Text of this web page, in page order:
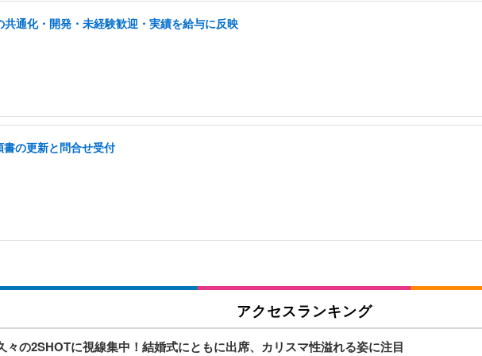
通化・開発・未経験歓迎・実績を給与に反映
の更新と問合せ受付
アクセスランキング
の2SHOTに視線集中！結婚式にともに出席、カリスマ性溢れる姿に注目